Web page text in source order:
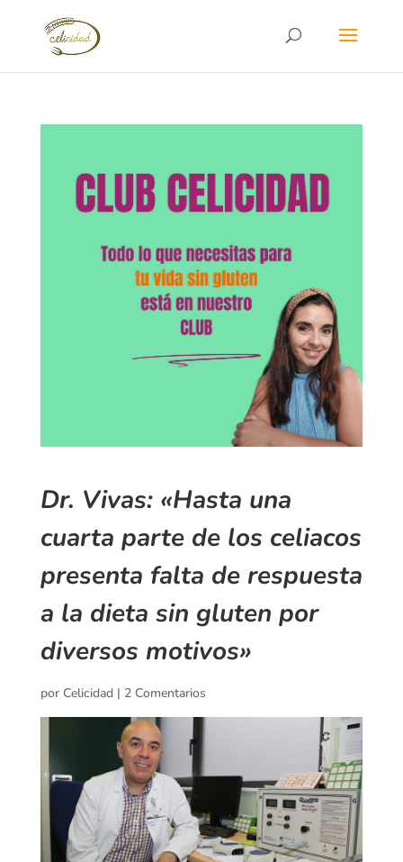
Dr. Vivas: «Hasta una
cuarta parte de los celiacos
presenta falta de respuesta
a la dieta sin gluten por
diversos motivos»
por Celicidad| 2 Comentarios